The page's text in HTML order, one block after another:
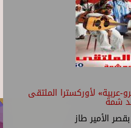
عربية» لأوركسترا الملتقى
شمة
الأمير طاز